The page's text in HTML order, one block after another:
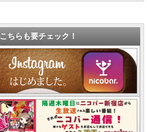
こちらも要チェック！